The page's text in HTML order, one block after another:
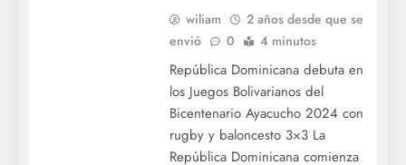
wiliam
2 años desde que se
envió
0 4 minutos
República Dominicana debuta en
los Juegos Bolivarianos del
Bicentenario Ayacucho 2024 con
rugby y baloncesto 3×3 La
República Dominicana comienza